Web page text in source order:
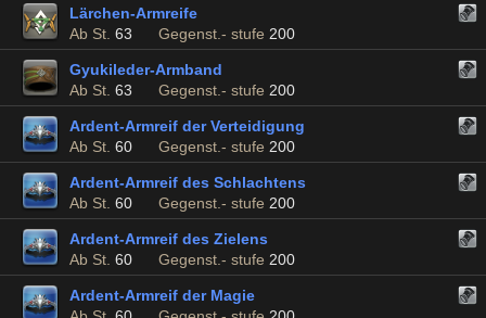
Lärchen-Armreife
Ab St. 63 Gegenst.- stufe 200
Gyukileder-Armband
Ab St. 63 Gegenst.- stufe 200
Ardent-Armreif der Verteidigung
Ab St. 60 Gegenst.- stufe 200
Ardent-Armreif des Schlachtens
Ab St. 60 Gegenst.- stufe 200
Ardent-Armreif des Zielens
Ab St. 60 Gegenst.- stufe 200
Ardent-Armreif der Magie